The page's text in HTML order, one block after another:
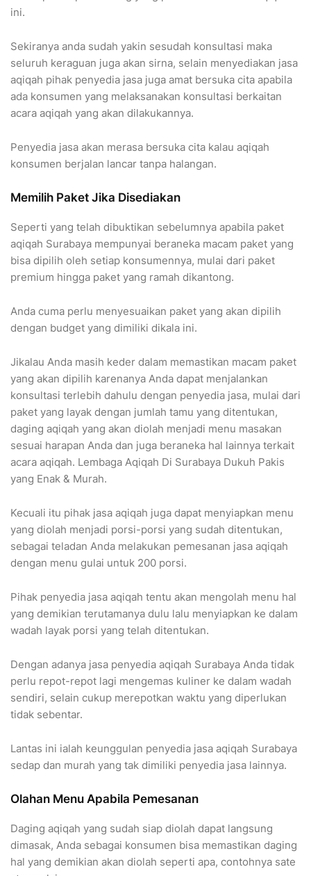
ini.
Sekiranya anda sudah yakin sesudah konsultasi maka
seluruh keraguan juga akan sirna, selain menyediakan jasa
aqiqah pihak penyedia jasa juga amat bersuka cita apabila
ada konsumen yang melaksanakan konsultasi berkaitan
acara aqiqah yang akan dilakukannya.
Penyedia jasa akan merasa bersuka cita kalau aqiqah
konsumen berjalan lancar tanpa halangan.
Memilih Paket Jika Disediakan
Seperti yang telah dibuktikan sebelumnya apabila paket
aqiqah Surabaya mempunyai beraneka macam paket yang
bisa dipilih oleh setiap konsumennya, mulai dari paket
premium hingga paket yang ramah dikantong.
Anda cuma perlu menyesuaikan paket yang akan dipilih
dengan budget yang dimiliki dikala ini.
Jikalau Anda masih keder dalam memastikan macam paket
yang akan dipilih karenanya Anda dapat menjalankan
konsultasi terlebih dahulu dengan penyedia jasa, mulai dari
paket yang layak dengan jumlah tamu yang ditentukan,
daging aqiqah yang akan diolah menjadi menu masakan
sesuai harapan Anda dan juga beraneka hal lainnya terkait
acara aqiqah. Lembaga Aqiqah Di Surabaya Dukuh Pakis
yang Enak & Murah.
Kecuali itu pihak jasa aqiqah juga dapat menyiapkan menu
yang diolah menjadi porsi-porsi yang sudah ditentukan,
sebagai teladan Anda melakukan pemesanan jasa aqiqah
dengan menu gulai untuk 200 porsi.
Pihak penyedia jasa aqiqah tentu akan mengolah menu hal
yang demikian terutamanya dulu lalu menyiapkan ke dalam
wadah layak porsi yang telah ditentukan.
Dengan adanya jasa penyedia aqiqah Surabaya Anda tidak
perlu repot-repot lagi mengemas kuliner ke dalam wadah
sendiri, selain cukup merepotkan waktu yang diperlukan
tidak sebentar.
Lantas ini ialah keunggulan penyedia jasa aqiqah Surabaya
sedap dan murah yang tak dimiliki penyedia jasa lainnya.
Olahan Menu Apabila Pemesanan
Daging aqiqah yang sudah siap diolah dapat langsung
dimasak, Anda sebagai konsumen bisa memastikan daging
hal yang demikian akan diolah seperti apa, contohnya sate